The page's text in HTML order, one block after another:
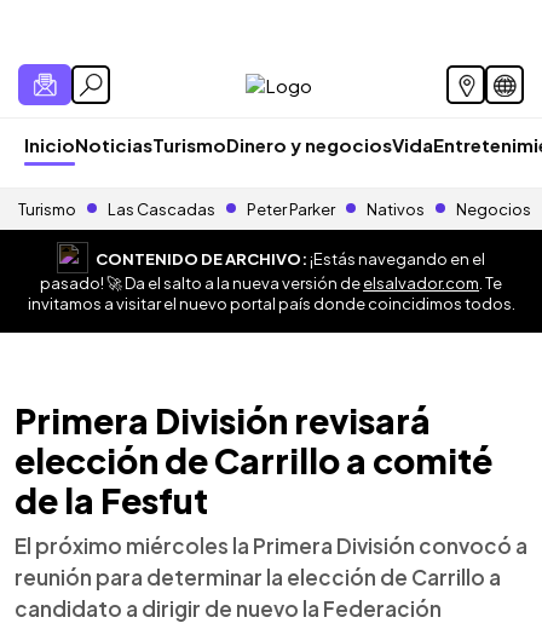
InicioNoticiasTurismoDinero y negociosVida
Turismo Las Cascadas Peter Parker Nativos Negocios
CONTENIDO DE ARCHIVO:¡Estás navegando en el
pasado! 🚀 Da el salto a la nueva versión deelsalvador.com . Te
invitamos a visitar el nuevo portal país donde coincidimos todos.
Primera División revisará
elección de Carrillo a comité
de la Fesfut
El próximo miércoles la Primera División convocó a
reunión para determinar la elección de Carrillo a
candidato a dirigir de nuevo la Federación